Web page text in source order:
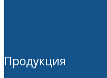
Продукция